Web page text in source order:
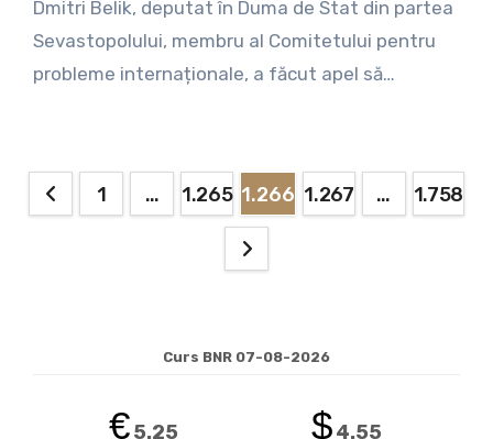
Dmitri Belik, deputat în Duma de Stat din partea
Sevastopolului, membru al Comitetului pentru
probleme internaționale, a făcut apel să…
Paginație
1 … 1.265 1.266 1.267 … 1.758
Curs BNR 07-08-2026
€5.25 $4.55